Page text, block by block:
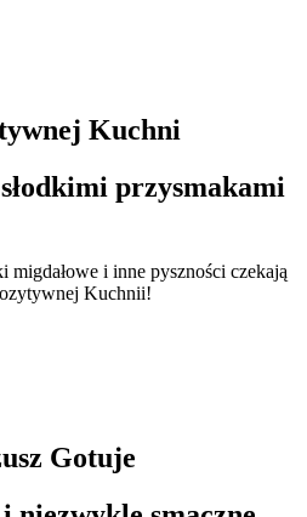
Kuchni
przysmakami
migdałowe i inne pyszności czekają
Kuchnii!
Gotuje